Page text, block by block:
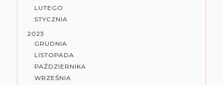
LUTEGO
STYCZNIA
2023
GRUDNIA
LISTOPADA
PAŹDZIERNIKA
WRZEŚNIA